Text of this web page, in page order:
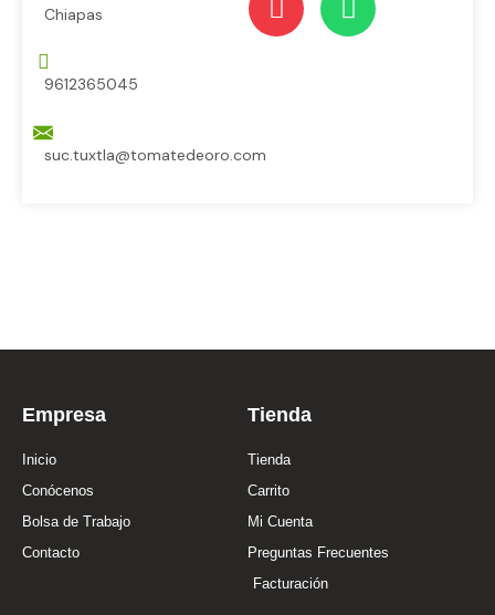
Chiapas
9612365045
suc.tuxtla@tomatedeoro.com
Empresa
Inicio
Conócenos
Bolsa de Trabajo
Contacto
Tienda
Tienda
Carrito
Mi Cuenta
Preguntas Frecuentes
Facturación